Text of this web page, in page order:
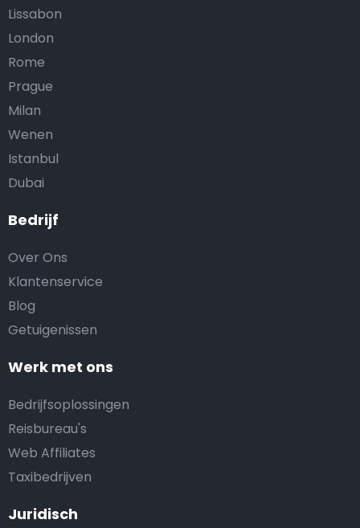
Bedrijf
Over Ons
Klantenservice
Blog
Getuigenissen
Werk met ons
Bedrijfsoplossingen
Reisbureau's
Web Affiliates
Taxibedrijven
Juridisch
Lissabon
London
Rome
Prague
Milan
Wenen
Istanbul
Dubai